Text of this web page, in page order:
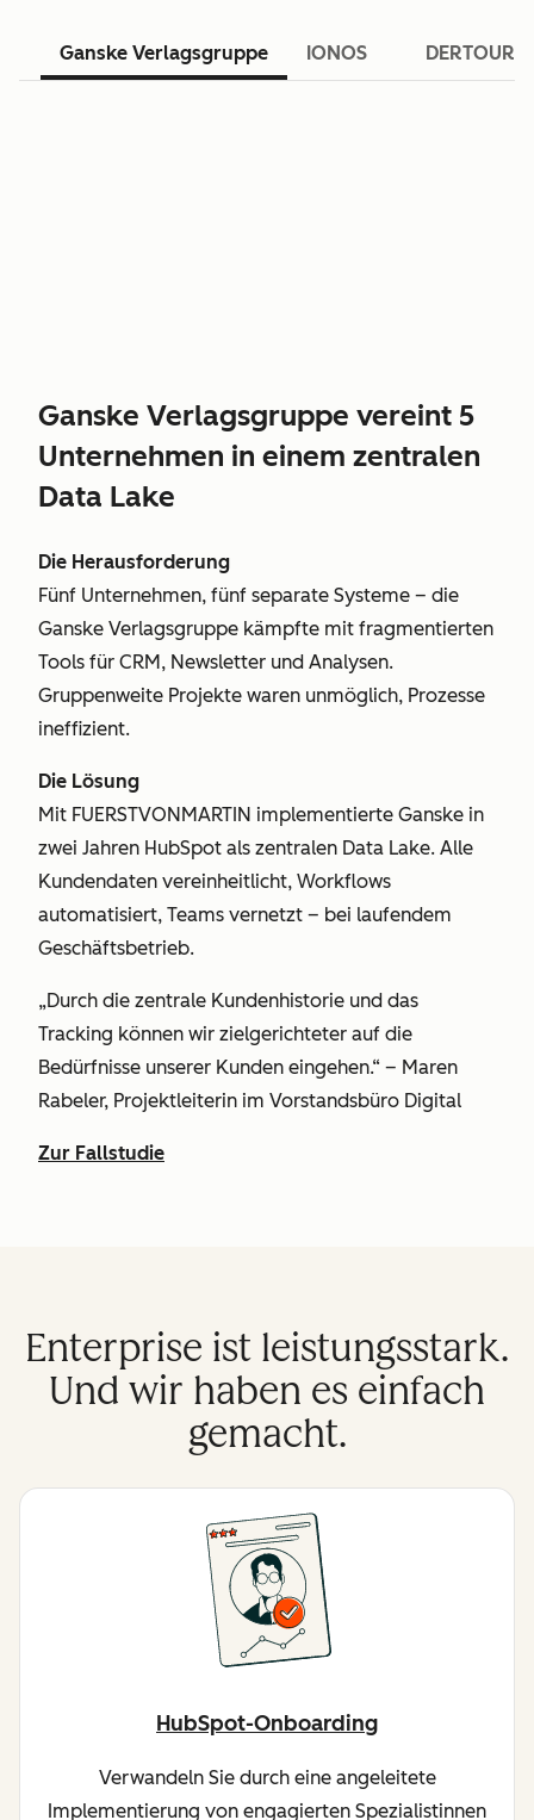
Ganske Verlagsgruppe IONOS DERTOUR
Ganske Verlagsgruppe vereint 5
Unternehmen in einem zentralen
Data Lake
Die Herausforderung
Fünf Unternehmen, fünf separate Systeme – die
Ganske Verlagsgruppe kämpfte mit fragmentierten
Tools für CRM, Newsletter und Analysen.
Gruppenweite Projekte waren unmöglich, Prozesse
ineffizient.
Die Lösung
Mit FUERSTVONMARTIN implementierte Ganske in
zwei Jahren HubSpot als zentralen Data Lake. Alle
Kundendaten vereinheitlicht, Workflows
automatisiert, Teams vernetzt – bei laufendem
Geschäftsbetrieb.
„Durch die zentrale Kundenhistorie und das
Tracking können wir zielgerichteter auf die
Bedürfnisse unserer Kunden eingehen.“ – Maren
Rabeler, Projektleiterin im Vorstandsbüro Digital
Zur Fallstudie
Enterprise ist leistungsstark.
Und wir haben es einfach
gemacht.
HubSpot-Onboarding
Verwandeln Sie durch eine angeleitete
Implementierung von engagierten Spezialistinnen